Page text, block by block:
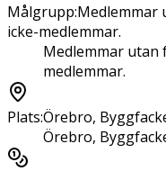
Målgrupp:Medlemmar
icke-medlemmar.
Medlemmar utan
medlemmar.
Plats:Örebro,
Örebro,